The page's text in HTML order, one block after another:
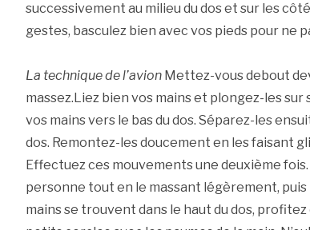
successivement au milieu du dos et sur les
gestes, basculez bien avec vos pieds pour ne
La technique de l’avionMettez-vous debout
massez.Liez bien vos mains et plongez-les
vos mains vers le bas du dos. Séparez-les
dos. Remontez-les doucement en les faisant
Effectuez ces mouvements une deuxième
personne tout en le massant légèrement,
mains se trouvent dans le haut du dos,